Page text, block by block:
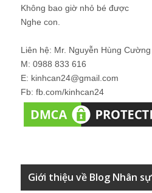
Không bao giờ nhỏ bé được
Nghe con.
Liên hệ: Mr. Nguyễn Hùng Cường
M: 0988 833 616
E: kinhcan24@gmail.com
Fb: fb.com/kinhcan24
Giới thiệu về Blog Nhân sự